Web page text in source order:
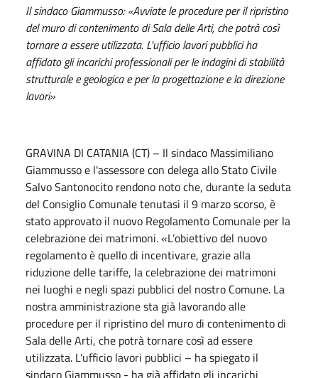
Il sindaco Giammusso: «Avviate le procedure per il ripristino
del muro di contenimento di Sala delle Arti, che potrà così
tornare a essere utilizzata. L'ufficio lavori pubblici ha
affidato gli incarichi professionali per le indagini di stabilità
strutturale e geologica e per la progettazione e la direzione
lavori»
GRAVINA DI CATANIA (CT) – Il sindaco Massimiliano
Giammusso e l'assessore con delega allo Stato Civile
Salvo Santonocito rendono noto che, durante la seduta
del Consiglio Comunale tenutasi il 9 marzo scorso, è
stato approvato il nuovo Regolamento Comunale per la
celebrazione dei matrimoni. «L’obiettivo del nuovo
regolamento è quello di incentivare, grazie alla
riduzione delle tariffe, la celebrazione dei matrimoni
nei luoghi e negli spazi pubblici del nostro Comune. La
nostra amministrazione sta già lavorando alle
procedure per il ripristino del muro di contenimento di
Sala delle Arti, che potrà tornare così ad essere
utilizzata. L'ufficio lavori pubblici – ha spiegato il
sindaco Giammusso - ha già affidato gli incarichi